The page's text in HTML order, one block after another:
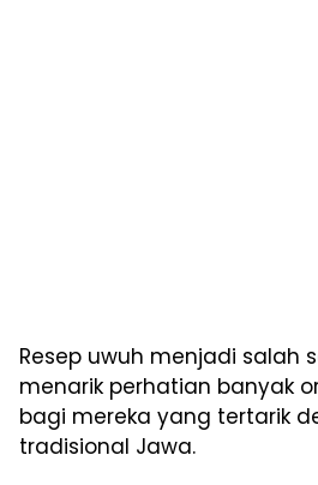
Resep uwuh menjadi salah
menarik perhatian banyak
bagi mereka yang tertarik
tradisional Jawa.